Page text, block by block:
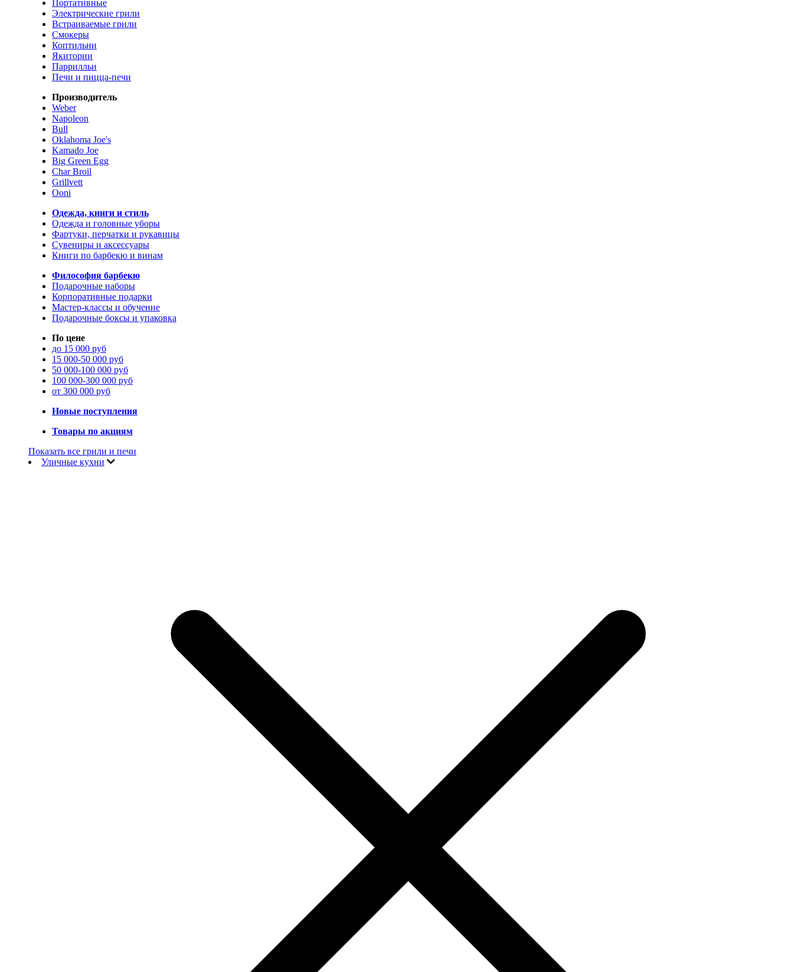
Портативные
Электрические грили
Встраиваемые грили
Смокеры
Коптильни
Якитории
Паррилльи
Печи и пицца-печи
Производитель
Weber
Napoleon
Bull
Oklahoma Joe's
Kamado Joe
Big Green Egg
Char Broil
Grillvett
Ooni
Одежда, книги и стиль
Одежда и головные уборы
Фартуки, перчатки и рукавицы
Сувениры и аксессуары
Книги по барбекю и винам
Философия барбекю
Подарочные наборы
Корпоративные подарки
Мастер-классы и обучение
Подарочные боксы и упаковка
По цене
до 15 000 руб
15 000-50 000 руб
50 000-100 000 руб
100 000-300 000 руб
от 300 000 руб
Новые поступления
Товары по акциям
Показать все грили и печи
Уличные кухни